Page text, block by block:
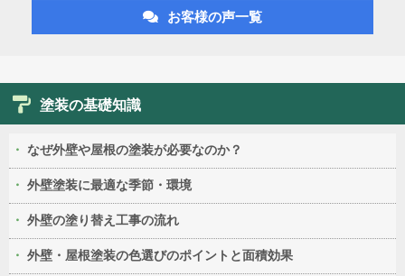
お客様の声一覧
塗装の基礎知識
なぜ外壁や屋根の塗装が必要なのか？
外壁塗装に最適な季節・環境
外壁の塗り替え工事の流れ
外壁・屋根塗装の色選びのポイントと面積効果